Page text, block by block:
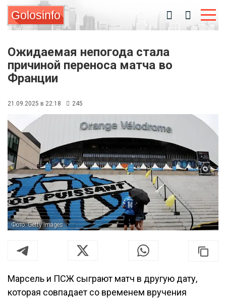
Golosinfo
Ожидаемая непогода стала
причиной переноса матча во
Франции
21.09.2025 в 22:18 245
Фото: Getty Images
Марсель и ПСЖ сыграют матч в другую дату,
которая совпадает со временем вручения